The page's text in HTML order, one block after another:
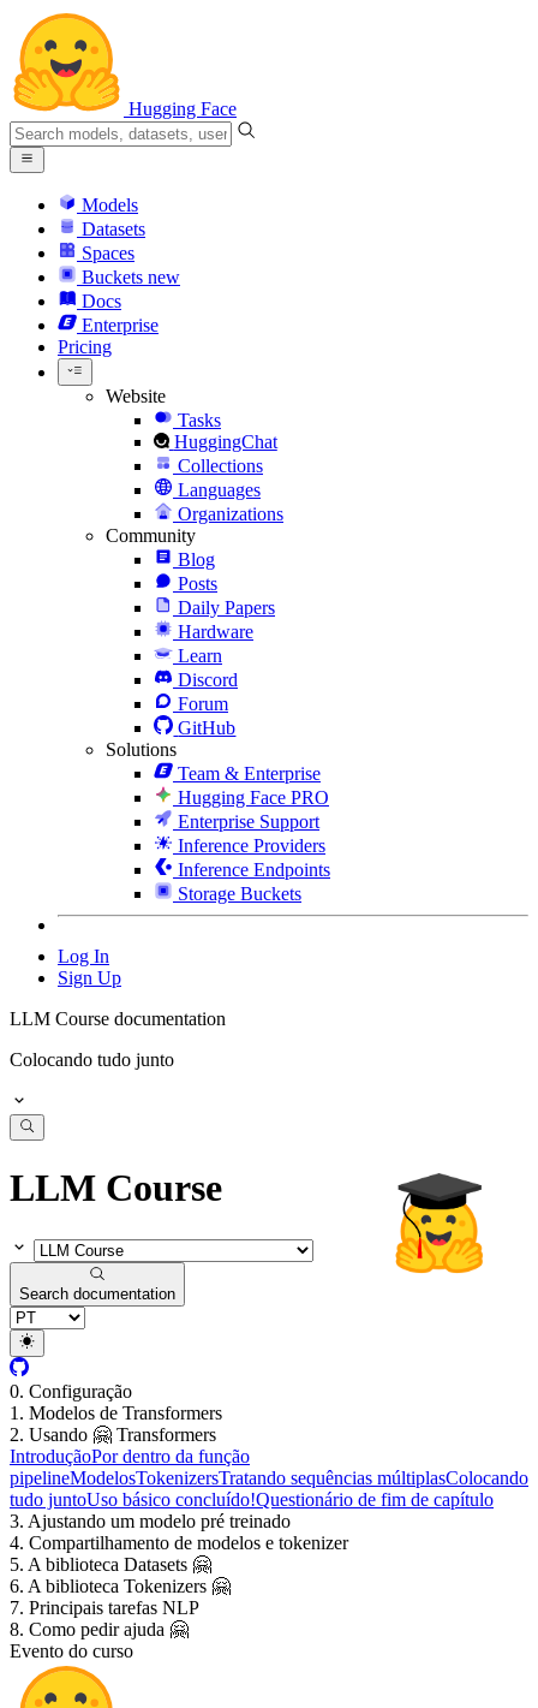
Hugging Face
Models
Datasets
Spaces
Buckets new
Docs
Enterprise
Pricing
Website
Tasks
HuggingChat
Collections
Languages
Organizations
Community
Blog
Posts
Daily Papers
Hardware
Learn
Discord
Forum
GitHub
Solutions
Team & Enterprise
Hugging Face PRO
Enterprise Support
Inference Providers
Inference Endpoints
Storage Buckets
Log In
Sign Up
LLM Course documentation
Colocando tudo junto
LLM Course
Search documentation
0. Configuração
1. Modelos de Transformers
2. Usando 🤗 Transformers
IntroduçãoPor dentro da função
pipelineModelosTokenizersTratando sequências múltiplasColocando
tudo juntoUso básico concluído!Questionário de fim de capítulo
3. Ajustando um modelo pré treinado
4. Compartilhamento de modelos e tokenizer
5. A biblioteca Datasets 🤗
6. A biblioteca Tokenizers 🤗
7. Principais tarefas NLP
8. Como pedir ajuda 🤗
Evento do curso